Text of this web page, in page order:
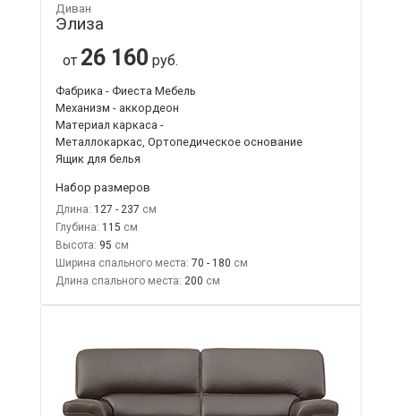
Диван
Элиза
от 26 160 руб.
Фабрика - Фиеста Мебель
Механизм - аккордеон
Материал каркаса -
Металлокаркас, Ортопедическое основание
Ящик для белья
Набор размеров
Длина: 127 - 237
Глубина: 115
Высота: 95
Ширина спального места: 70 - 180
Длина спального места: 200